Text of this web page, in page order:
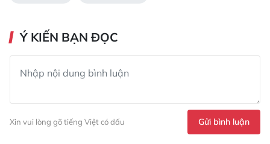
Ý KIẾN BẠN ĐỌC
Xin vui lòng gõ tiếng Việt có dấu Gửi bình luận